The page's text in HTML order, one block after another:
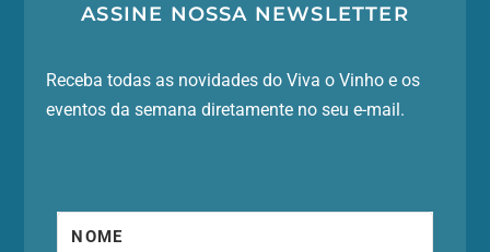
ASSINE NOSSA NEWSLETTER
Receba todas as novidades do Viva o Vinho e os
eventos da semana diretamente no seu e-mail.